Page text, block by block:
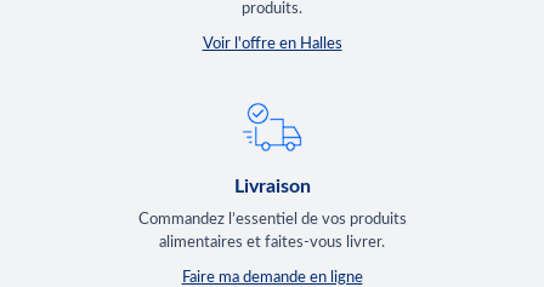
produits.
Voir l'offre en Halles
Livraison
Commandez l’essentiel de vos produits
alimentaires et faites-vous livrer.
Faire ma demande en ligne